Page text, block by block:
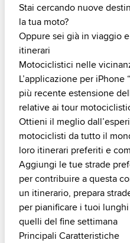
Stai cercando nuove
la tua moto?
Oppure sei già in viaggio
itinerari
Motociclistici nelle
L’applicazione per iPhone
più recente estensione
relative ai tour
Ottieni il meglio
motociclisti da tutto il
loro itinerari preferiti e
Aggiungi le tue strade
per contribuire a questa
un itinerario, prepara
per pianificare i tuoi
quelli del fine settimana
Principali Caratteristiche